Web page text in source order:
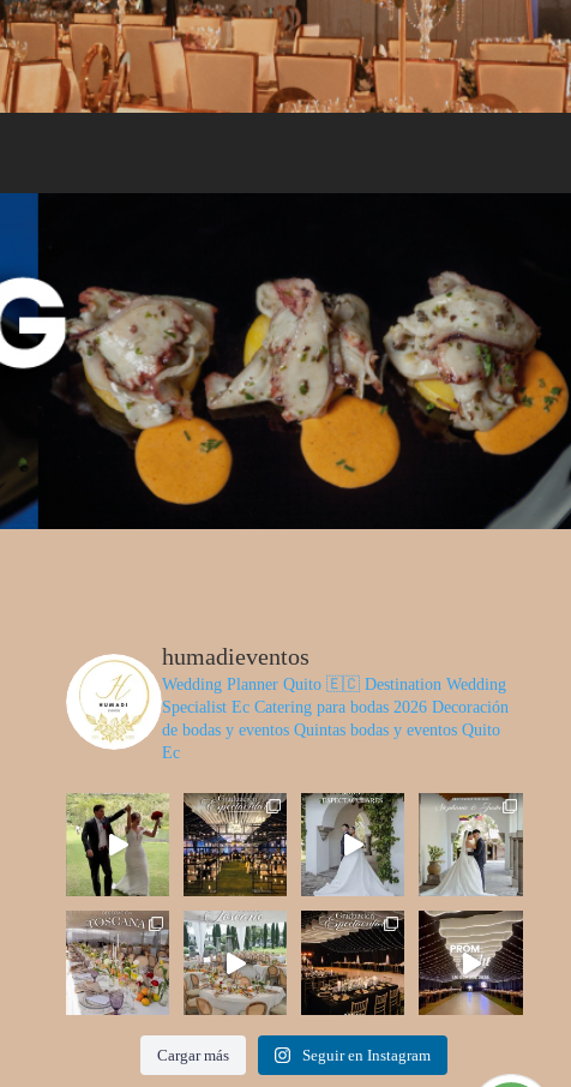
humadieventos
Wedding Planner Quito 🇪🇨 Destination Wedding
Specialist Ec Catering para bodas 2026Decoración
de bodas y eventos Quintas bodas y eventos Quito
Ec
Cargar más Seguir en Instagram